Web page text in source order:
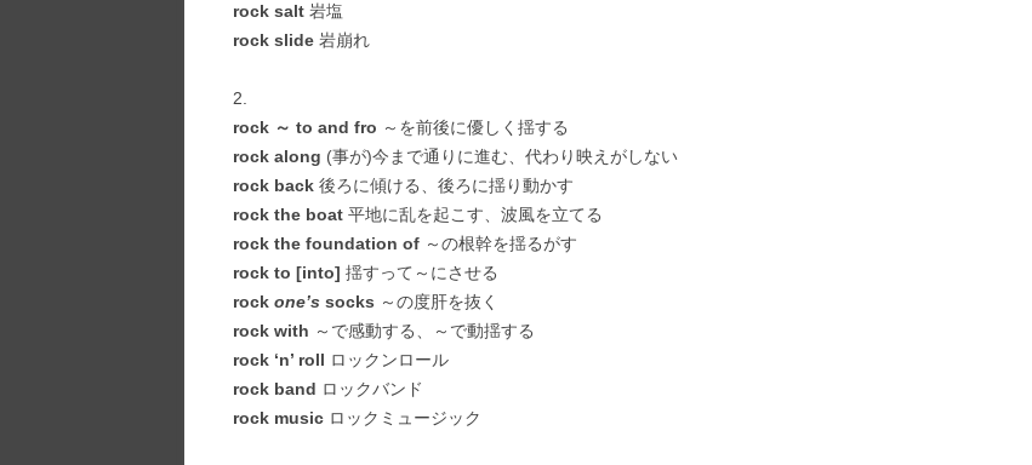
rock salt 岩塩
rock slide 岩崩れ
2.
rock ～ to and fro ～を前後に優しく揺する
rock along (事が)今まで通りに進む、代わり映えがしない
rock back 後ろに傾ける、後ろに揺り動かす
rock the boat 平地に乱を起こす、波風を立てる
rock the foundation of ～の根幹を揺るがす
rock to [into] 揺すって～にさせる
rock one’s socks ～の度肝を抜く
rock with ～で感動する、～で動揺する
rock ‘n’ roll ロックンロール
rock band ロックバンド
rock music ロックミュージック